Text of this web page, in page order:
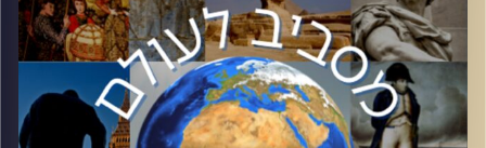
המועצות על שלל תחומיה: המנהיגים, ההחלטות החשובות
והשפעתה של ברית המועצות על העולם.
Сегодня, 105 лет назад, в Российской империи
произошла «Октябрьская революция», котороя